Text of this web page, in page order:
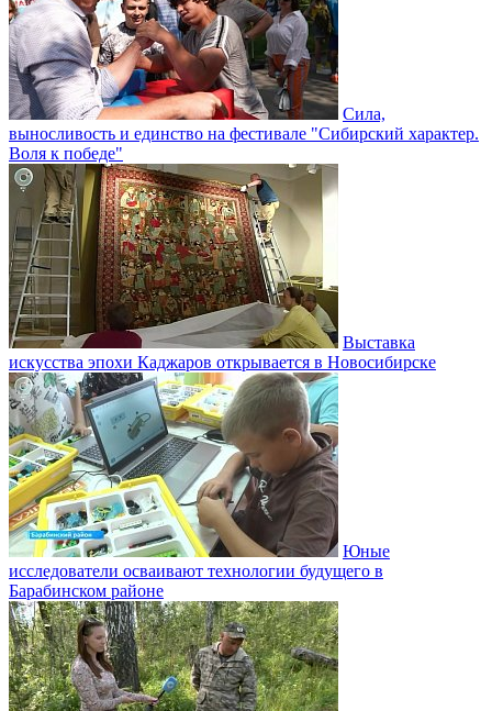
Сила,
выносливость и единство на фестивале "Сибирский характер.
Воля к победе"
Выставка
искусства эпохи Каджаров открывается в Новосибирске
Юные
исследователи осваивают технологии будущего в
Барабинском районе